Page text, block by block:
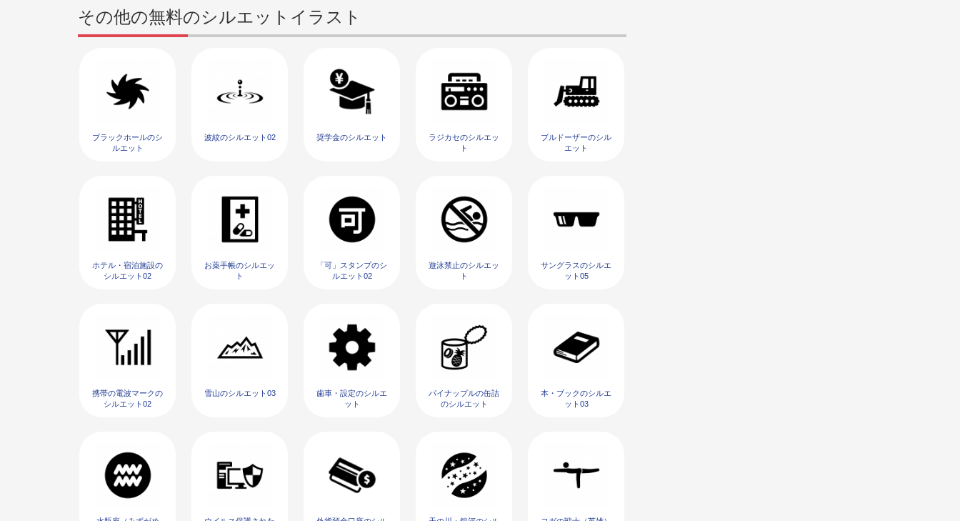
その他の無料のシルエットイラスト
ブラックホールのシ
ルエット
波紋のシルエット02 奨学金のシルエット
ラジカセのシルエッ
ト
ブルドーザーのシル
エット
ホテル・宿泊施設の
シルエット02
お薬手帳のシルエッ
ト
「可」スタンプのシ
ルエット02
遊泳禁止のシルエッ
ト
サングラスのシルエ
ット05
携帯の電波マークの
シルエット02
雪山のシルエット03
歯車・設定のシルエ
ット
パイナップルの缶詰
のシルエット
本・ブックのシルエ
ット03